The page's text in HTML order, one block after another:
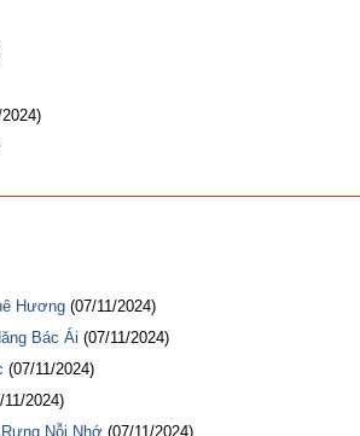
Hương (07/11/2024)
Bác Ái (07/11/2024)
(07/11/2024)
11/2024)
Nỗi Nhớ (07/11/2024)